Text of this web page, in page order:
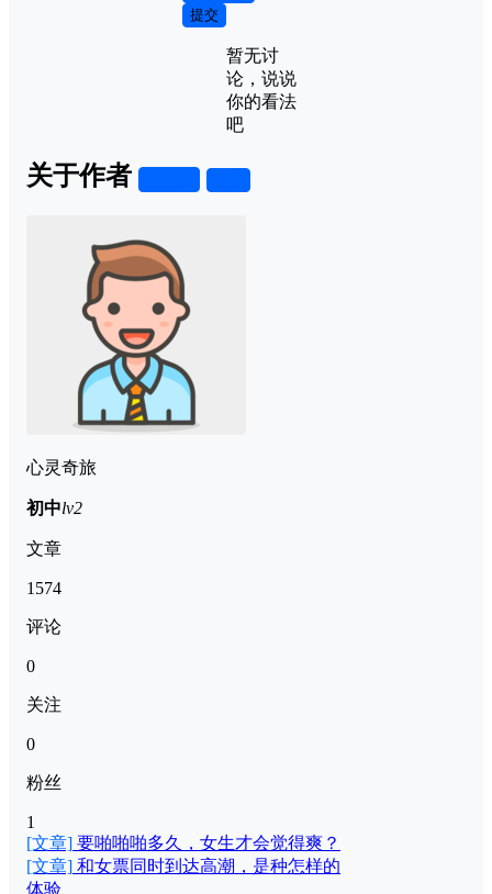
提交
暂无讨
论，说说
你的看法
吧
关于作者
心灵奇旅
初中lv2
文章
1574
评论
0
关注
0
粉丝
1
[文章] 要啪啪啪多久，女生才会觉得爽？
[文章] 和女票同时到达高潮，是种怎样的
体验